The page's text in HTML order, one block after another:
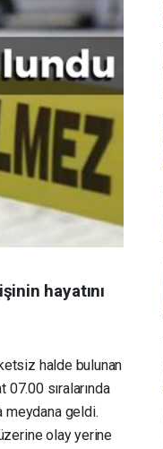
hayatını
halde bulunan
07.00 sıralarında
meydana geldi.
olay yerine